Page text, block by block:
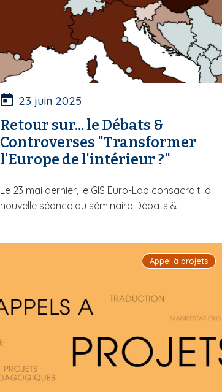
23 juin 2025
Retour sur... le Débats &
Controverses "Transformer
l'Europe de l'intérieur ?"
Le 23 mai dernier, le GIS Euro-Lab consacrait la
nouvelle séance du séminaire Débats &...
Appel à projets